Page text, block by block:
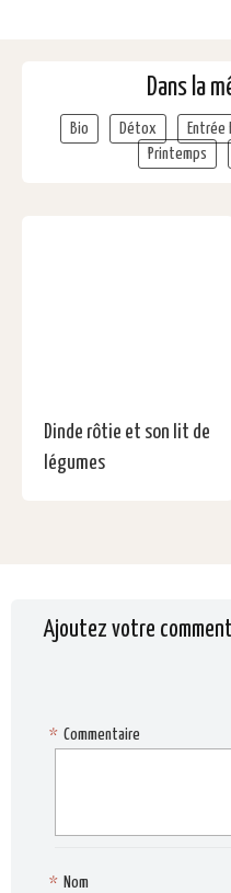
Dans la
Bio Détox Entrée
Printemps
Dinde rôtie et son lit de
légumes
Ajoutez votre
Commentaire
*
Nom
*